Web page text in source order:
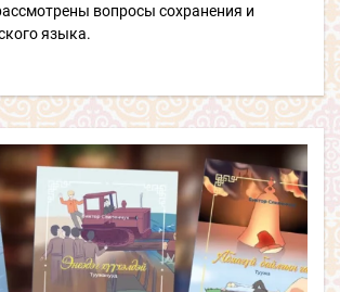
вопросы сохранения и
языка.